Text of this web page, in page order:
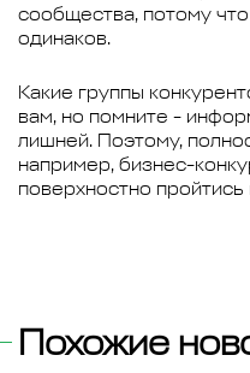
сообщества, потому
одинаков.
Какие группы
вам, но помните -
лишней. Поэтому,
например, бизнес-
поверхностно
Похожие